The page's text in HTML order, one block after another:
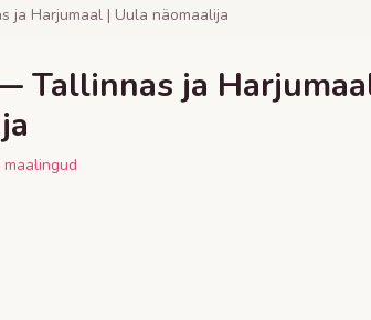
ja Harjumaal | Uula näomaalija
Tallinnas ja